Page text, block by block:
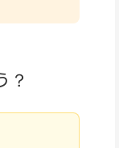
？